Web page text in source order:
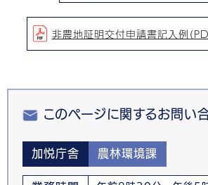
非農地証明交付申請書記入例（
このページに関するお問い
加悦庁舎 農林環境課